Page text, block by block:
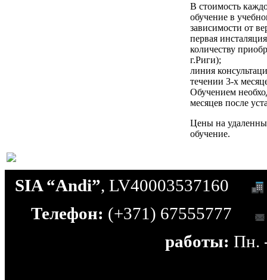
В стоимость
обучение в
зависимости от
первая
количеству
г.Риги);
линия
течении 3-х
Обучением
месяцев после
Цены на
обучение.
SIA “Andi”, LV40003537160
Телефон: (+371) 67555777
работы: Пн.